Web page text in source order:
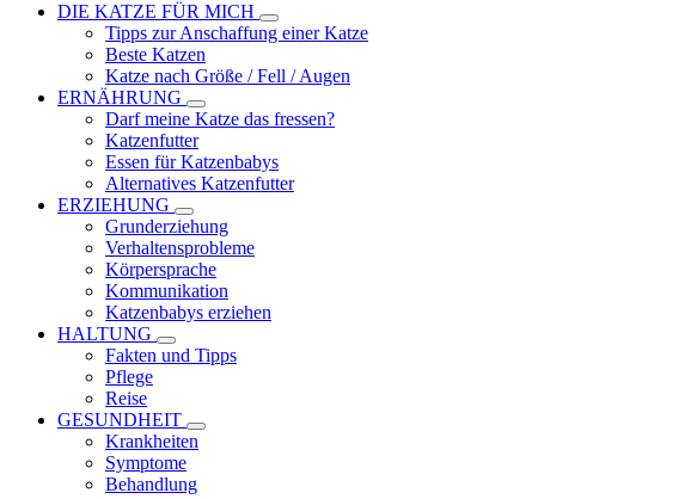
DIE KATZE FÜR MICH
Tipps zur Anschaffung einer Katze
Beste Katzen
Katze nach Größe / Fell / Augen
ERNÄHRUNG
Darf meine Katze das fressen?
Katzenfutter
Essen für Katzenbabys
Alternatives Katzenfutter
ERZIEHUNG
Grunderziehung
Verhaltensprobleme
Körpersprache
Kommunikation
Katzenbabys erziehen
HALTUNG
Fakten und Tipps
Pflege
Reise
GESUNDHEIT
Krankheiten
Symptome
Behandlung